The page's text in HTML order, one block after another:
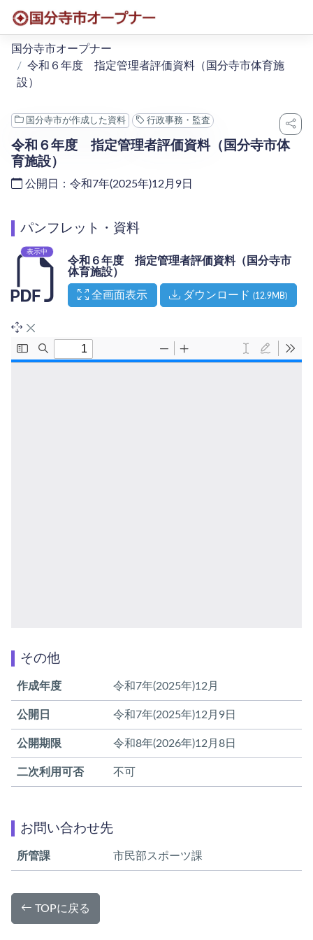
国分寺市オープナー
令和６年度 指定管理者評価資料（国分寺市体育施
設）
国分寺市が作成した資料 行政事務・監査
令和６年度 指定管理者評価資料（国分寺市体
育施設）
公開日：令和7年(2025年)12月9日
パンフレット・資料
表示中
令和６年度 指定管理者評価資料（国分寺市
体育施設）
全画面表示（新しいタブで開く）
ダウンロード(12.9MB)
その他
作成年度 令和7年(2025年)12月
公開日 令和7年(2025年)12月9日
公開期限 令和8年(2026年)12月8日
二次利用可否 不可
お問い合わせ先
所管課 市民部スポーツ課
TOPに戻る